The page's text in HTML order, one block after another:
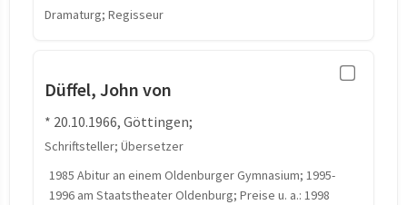
Dramaturg; Regisseur
Düffel, John von
* 20.10.1966, Göttingen;
Schriftsteller; Übersetzer
1985 Abitur an einem Oldenburger Gymnasium; 1995-
1996 am Staatstheater Oldenburg; Preise u. a.: 1998